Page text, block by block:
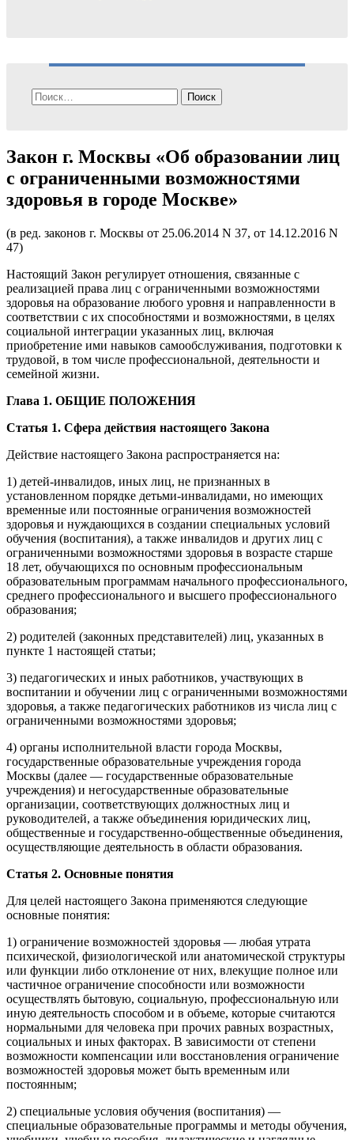
Найти:
Закон г. Москвы «Об образовании лиц
с ограниченными возможностями
здоровья в городе Москве»
(в ред. законов г. Москвы от 25.06.2014 N 37, от 14.12.2016 N
47)
Настоящий Закон регулирует отношения, связанные с
реализацией права лиц с ограниченными возможностями
здоровья на образование любого уровня и направленности в
соответствии с их способностями и возможностями, в целях
социальной интеграции указанных лиц, включая
приобретение ими навыков самообслуживания, подготовки к
трудовой, в том числе профессиональной, деятельности и
семейной жизни.
Глава 1. ОБЩИЕ ПОЛОЖЕНИЯ
Статья 1. Сфера действия настоящего Закона
Действие настоящего Закона распространяется на:
1) детей-инвалидов, иных лиц, не признанных в
установленном порядке детьми-инвалидами, но имеющих
временные или постоянные ограничения возможностей
здоровья и нуждающихся в создании специальных условий
обучения (воспитания), а также инвалидов и других лиц с
ограниченными возможностями здоровья в возрасте старше
18 лет, обучающихся по основным профессиональным
образовательным программам начального профессионального,
среднего профессионального и высшего профессионального
образования;
2) родителей (законных представителей) лиц, указанных в
пункте 1 настоящей статьи;
3) педагогических и иных работников, участвующих в
воспитании и обучении лиц с ограниченными возможностями
здоровья, а также педагогических работников из числа лиц с
ограниченными возможностями здоровья;
4) органы исполнительной власти города Москвы,
государственные образовательные учреждения города
Москвы (далее — государственные образовательные
учреждения) и негосударственные образовательные
организации, соответствующих должностных лиц и
руководителей, а также объединения юридических лиц,
общественные и государственно-общественные объединения,
осуществляющие деятельность в области образования.
Статья 2. Основные понятия
Для целей настоящего Закона применяются следующие
основные понятия:
1) ограничение возможностей здоровья — любая утрата
психической, физиологической или анатомической структуры
или функции либо отклонение от них, влекущие полное или
частичное ограничение способности или возможности
осуществлять бытовую, социальную, профессиональную или
иную деятельность способом и в объеме, которые считаются
нормальными для человека при прочих равных возрастных,
социальных и иных факторах. В зависимости от степени
возможности компенсации или восстановления ограничение
возможностей здоровья может быть временным или
постоянным;
2) специальные условия обучения (воспитания) —
специальные образовательные программы и методы обучения,